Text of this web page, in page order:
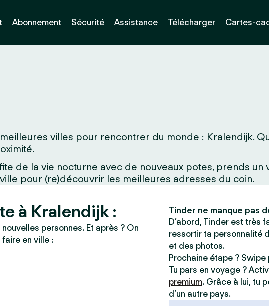
Abonnement Sécurité Assistance Télécharger Cartes-
villes pour rencontrer du monde : Kralendijk.
de la vie nocturne avec de nouveaux potes, prends
pour (re)découvrir les meilleures adresses du coin.
à Kralendijk :
personnes. Et après ? On
en ville :
Tinder ne manque pas
D’abord, Tinder est très
ressortir ta personnalité
et des photos.
Prochaine étape ?
Tu pars en voyage ?
premium. Grâce à lui, tu
d’un autre pays.